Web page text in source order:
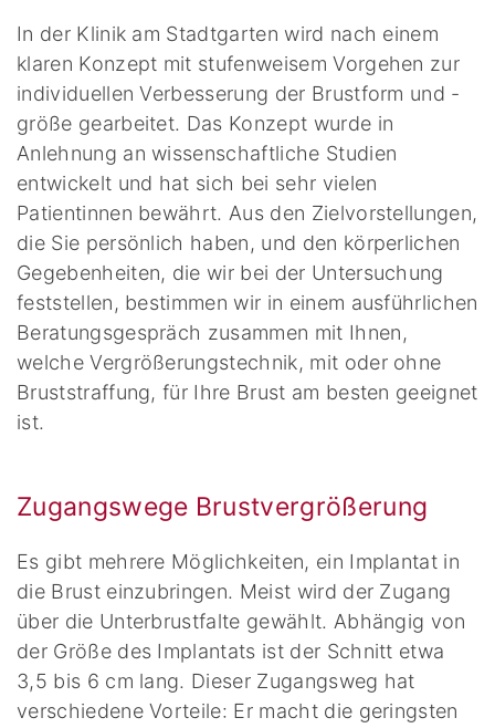
In der Klinik am Stadtgarten wird nach einem
klaren Konzept mit stufenweisem Vorgehen zur
individuellen Verbesserung der Brustform und -
größe gearbeitet. Das Konzept wurde in
Anlehnung an wissenschaftliche Studien
entwickelt und hat sich bei sehr vielen
Patientinnen bewährt. Aus den Zielvorstellungen,
die Sie persönlich haben, und den körperlichen
Gegebenheiten, die wir bei der Untersuchung
feststellen, bestimmen wir in einem ausführlichen
Beratungsgespräch zusammen mit Ihnen,
welche Vergrößerungstechnik, mit oder ohne
Bruststraffung, für Ihre Brust am besten geeignet
ist.
Zugangswege Brustvergrößerung
Es gibt mehrere Möglichkeiten, ein Implantat in
die Brust einzubringen. Meist wird der Zugang
über die Unterbrustfalte gewählt. Abhängig von
der Größe des Implantats ist der Schnitt etwa
3,5 bis 6 cm lang. Dieser Zugangsweg hat
verschiedene Vorteile: Er macht die geringsten